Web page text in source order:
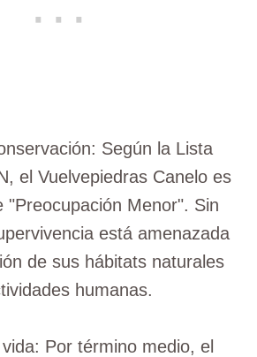
Según la Lista
el Vuelvepiedras Canelo es
"Preocupación Menor". Sin
está amenazada
de sus hábitats naturales
humanas.
Por término medio, el